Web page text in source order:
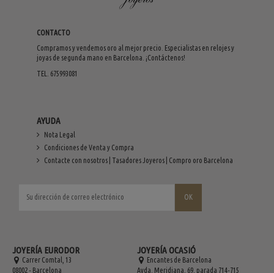
CONTACTO
Compramos y vendemos oro al mejor precio. Especialistas en relojes y
joyas de segunda mano en Barcelona. ¡Contáctenos!
TEL. 675993081
AYUDA
Nota Legal
Condiciones de Venta y Compra
Contacte con nosotros | Tasadores Joyeros | Compro oro Barcelona
JOYERÍA EURODOR
Carrer Comtal, 13
08002 - Barcelona
JOYERÍA OCASIÓ
Encantes de Barcelona
Avda. Meridiana, 69, parada 714-715